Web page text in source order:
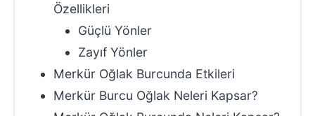
Özellikleri
Güçlü Yönler
Zayıf Yönler
Merkür Oğlak Burcunda Etkileri
Merkür Burcu Oğlak Neleri Kapsar?